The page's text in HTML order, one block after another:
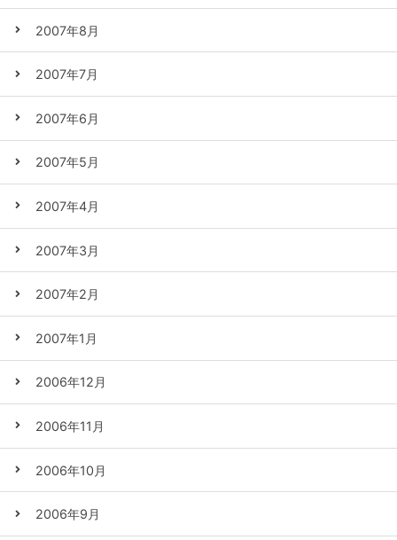
2007年8月
2007年7月
2007年6月
2007年5月
2007年4月
2007年3月
2007年2月
2007年1月
2006年12月
2006年11月
2006年10月
2006年9月